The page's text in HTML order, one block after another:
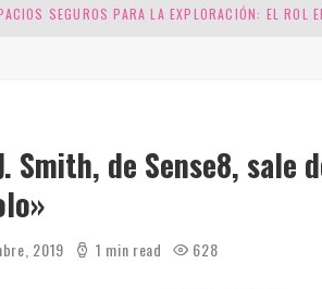
SEGUROS PARA LA EXPLORACIÓN: EL ROL
Smith, de Sense8, sale
2019 1 min read 628